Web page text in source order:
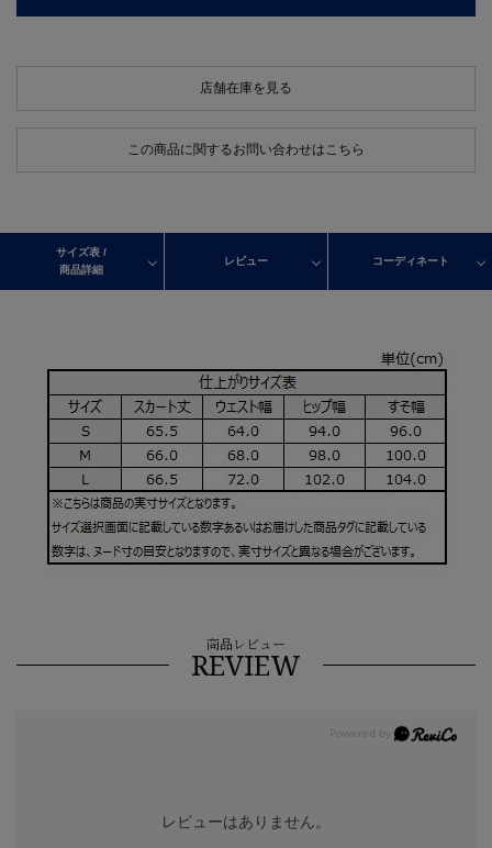
店舗在庫を見る
この商品に関するお問い合わせはこちら
サイズ表 /
商品詳細
レビュー コーディネート
商品レビュー
REVIEW
レビューはありません。